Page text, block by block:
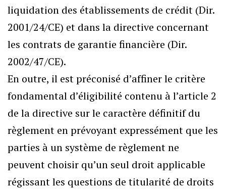
liquidation des établissements de crédit (Dir.
2001/24/CE) et dans la directive concernant
les contrats de garantie financière (Dir.
2002/47/CE).
En outre, il est préconisé d’affiner le critère
fondamental d’éligibilité contenu à l’article 2
de la directive sur le caractère définitif du
règlement en prévoyant expressément que les
parties à un système de règlement ne
peuvent choisir qu’un seul droit applicable
régissant les questions de titularité de droits